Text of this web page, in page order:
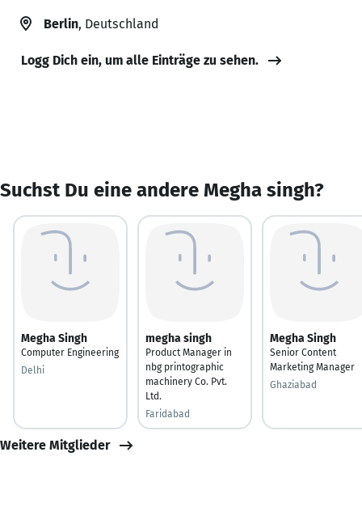
Berlin, Deutschland
Logg Dich ein, um alle Einträge zu sehen.
Suchst Du eine andere Megha singh?
Megha Singh
Computer Engineering
Delhi
megha singh
Product Manager in
nbg printographic
machinery Co. Pvt.
Ltd.
Faridabad
Megha Singh
Senior Content
Marketing Manager
Ghaziabad
Weitere Mitglieder